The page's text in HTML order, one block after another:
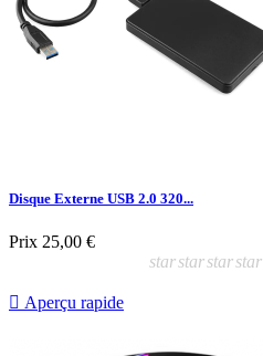
Disque Externe USB 2.0 320...
Prix 25,00 €
starstarstarstar
 Aperçu rapide